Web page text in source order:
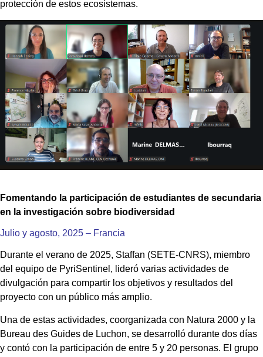
protección de estos ecosistemas.
Fomentando la participación de estudiantes de secundaria
en la investigación sobre biodiversidad
Julio y agosto, 2025 – Francia
Durante el verano de 2025, Staffan (SETE-CNRS), miembro
del equipo de PyriSentinel, lideró varias actividades de
divulgación para compartir los objetivos y resultados del
proyecto con un público más amplio.
Una de estas actividades, coorganizada con Natura 2000 y la
Bureau des Guides de Luchon, se desarrolló durante dos días
y contó con la participación de entre 5 y 20 personas. El grupo